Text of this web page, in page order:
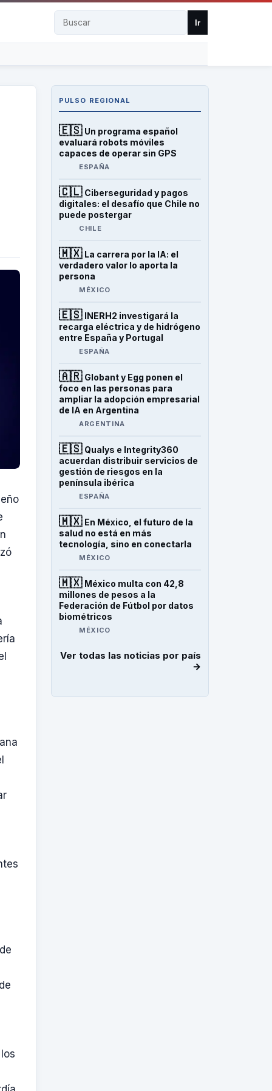
Buscar Ir
PULSO REGIONAL
🇪🇸 Un programa español
evaluará robots móviles
capaces de operar sin GPS
ESPAÑA
🇨🇱 Ciberseguridad y pagos
digitales: el desafío que Chile no
puede postergar
CHILE
🇲🇽 La carrera por la IA: el
verdadero valor lo aporta la
persona
MÉXICO
🇪🇸 INERH2 investigará la
recarga eléctrica y de hidrógeno
entre España y Portugal
ESPAÑA
🇦🇷 Globant y Egg ponen el
foco en las personas para
ampliar la adopción empresarial
de IA en Argentina
ARGENTINA
🇪🇸 Qualys e Integrity360
acuerdan distribuir servicios de
gestión de riesgos en la
península ibérica
ESPAÑA
🇲🇽 En México, el futuro de la
salud no está en más
tecnología, sino en conectarla
MÉXICO
🇲🇽 México multa con 42,8
millones de pesos a la
Federación de Fútbol por datos
biométricos
MÉXICO
Ver todas las noticias por país
→